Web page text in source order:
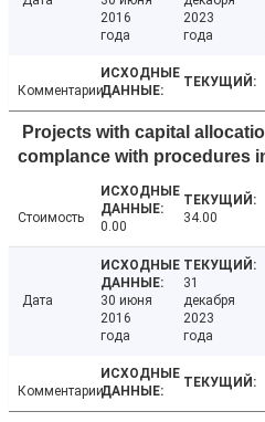
2016
года
2023
года
Комментарии
Projects with capital
complance with procedures
Стоимость
0.00
34.00
Дата
30 июня
2016
года
31
декабря
2023
года
Комментарии